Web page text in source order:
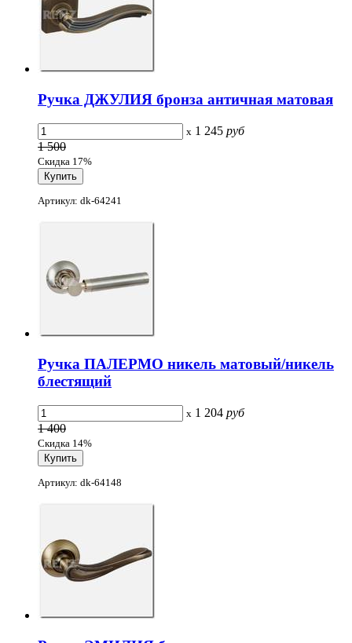
Ручка ДЖУЛИЯ бронза античная матовая
x 1 245 руб
1 500
Скидка 17%
Артикул: dk-64241
Ручка ПАЛЕРМО никель матовый/никель
блестящий
x 1 204 руб
1 400
Скидка 14%
Артикул: dk-64148